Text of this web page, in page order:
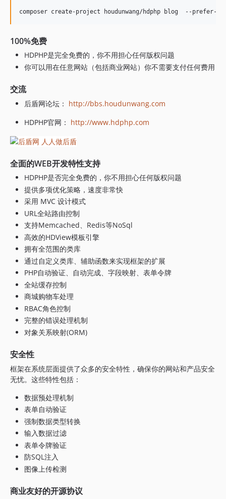
100%免费
HDPHP是完全免费的，你不用担心任何版权问题
你可以用在任意网站（包括商业网站）你不需要支付任何费用
交流
后盾网论坛： http://bbs.houdunwang.com
HDPHP官网： http://www.hdphp.com
全面的WEB开发特性支持
HDPHP是否完全免费的，你不用担心任何版权问题
提供多项优化策略，速度非常快
采用 MVC 设计模式
URL全站路由控制
支持Memcached、Redis等NoSql
高效的HDView模板引擎
拥有全范围的类库
通过自定义类库、辅助函数来实现框架的扩展
PHP自动验证、自动完成、字段映射、表单令牌
全站缓存控制
商城购物车处理
RBAC角色控制
完整的错误处理机制
对象关系映射(ORM)
安全性
框架在系统层面提供了众多的安全特性，确保你的网站和产品安全
无忧。这些特性包括：
数据预处理机制
表单自动验证
强制数据类型转换
输入数据过滤
表单令牌验证
防SQL注入
图像上传检测
商业友好的开源协议